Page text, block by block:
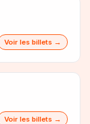
Voir les billets →
Voir les billets →